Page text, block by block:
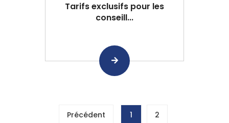
Tarifs exclusifs pour les
conseill...
Précédent 1 2